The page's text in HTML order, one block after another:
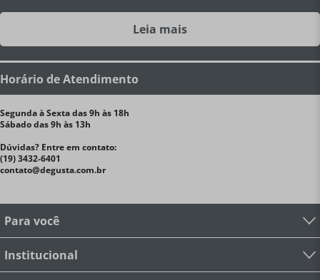
Leia mais
Horário de Atendimento
Segunda à Sexta das 9h às 18h
Sábado das 9h às 13h
Dúvidas? Entre em contato:
(19) 3432-6401
contato@degusta.com.br
Para você
Institucional